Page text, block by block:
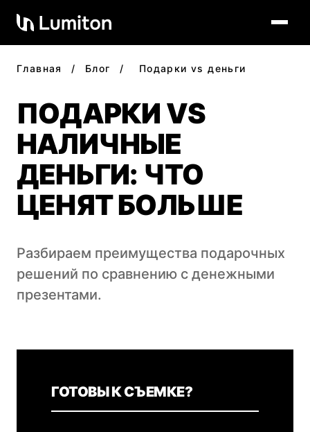
Главная / Блог / Подарки vs деньги
ПОДАРКИ VS
НАЛИЧНЫЕ
ДЕНЬГИ: ЧТО
ЦЕНЯТ БОЛЬШЕ
Разбираем преимущества подарочных
решений по сравнению с денежными
презентами.
ГОТОВЫ К СЪЕМКЕ?